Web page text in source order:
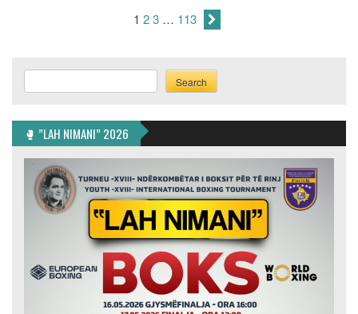
1 23 … 113
Search
🥊 ”LAH NIMANI” 2026